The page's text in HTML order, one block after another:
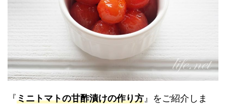
『ミニトマトの甘酢漬けの作り方 』をご紹介しま